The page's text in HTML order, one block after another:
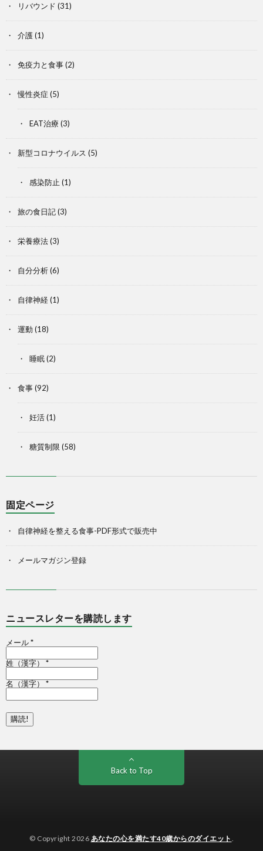
リバウンド (31)
介護(1)
免疫力と食事(2)
慢性炎症 (5)
EAT治療 (3)
新型コロナウイルス (5)
感染防止 (1)
旅の食日記(3)
栄養療法(3)
自分分析(6)
自律神経(1)
運動(18)
睡眠(2)
食事(92)
妊活(1)
糖質制限 (58)
固定ページ
自律神経を整える食事-PDF形式で販売中
メールマガジン登録
ニュースレターを購読します
メール*
姓（漢字） *
名（漢字） *
Back to Top
© Copyright 2026 あなたの心を満たす40歳からのダイエット